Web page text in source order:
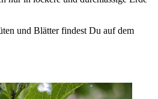
und Blätter findest Du auf dem